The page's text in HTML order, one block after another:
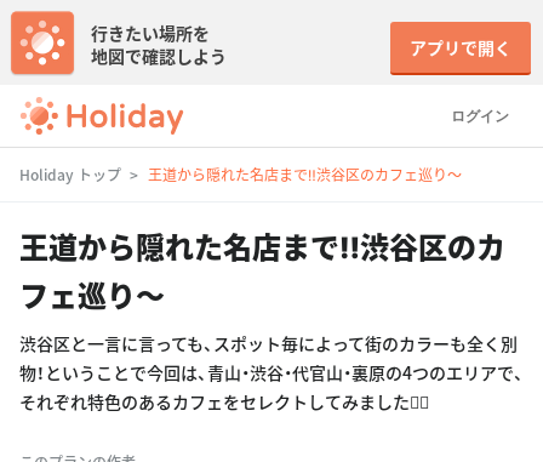
ログイン
行きたい場所を
地図で確認しよう
アプリで開く
Holiday トップ 王道から隠れた名店まで‼︎渋谷区のカフェ巡り〜
王道から隠れた名店まで‼︎渋谷区のカ
フェ巡り〜
渋谷区と一言に言っても、スポット毎によって街のカラーも全く別
物！ということで今回は、青山・渋谷・代官山・裏原の4つのエリアで、
それぞれ特色のあるカフェをセレクトしてみました🙆‍♂️